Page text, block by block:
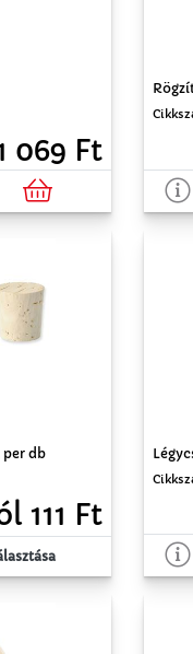
069 Ft
per db
111 Ft